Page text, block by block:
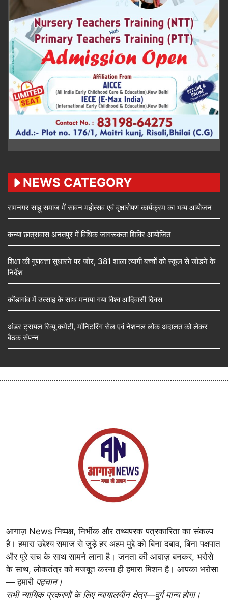
NEWS CATEGORY
रामनगर साहू समाज में सावन महोत्सव एवं वृक्षारोपण कार्यक्रम का भव्य आयोजन
कन्या छात्रावास अनंतपुर में विधिक जागरूकता शिविर आयोजित
शिक्षा की गुणवत्ता सुधारने पर जोर, 381 शाला त्यागी बच्चों को स्कूल से जोड़ने के
निर्देश
कोंडागांव में उत्साह के साथ मनाया गया विश्व आदिवासी दिवस
अंडर ट्रायल रिव्यू कमेटी, मॉनिटरिंग सेल एवं नेशनल लोक अदालत को लेकर
बैठक संपन्न
आगाज़ News निष्पक्ष, निर्भीक और तथ्यपरक पत्रकारिता का संकल्प
है। हमारा उद्देश्य समाज से जुड़े हर अहम मुद्दे को बिना दबाव, बिना पक्षपात
और पूरे सच के साथ सामने लाना है। जनता की आवाज़ बनकर, भरोसे
के साथ, लोकतंत्र को मजबूत करना ही हमारा मिशन है। आपका भरोसा
— हमारी पहचान।
सभी न्यायिक प्रकरणों के लिए न्यायालयीन क्षेत्र—दुर्ग मान्य होगा।